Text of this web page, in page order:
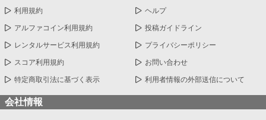
利用規約 ヘルプ
アルファコイン利用規約 投稿ガイドライン
レンタルサービス利用規約 プライバシーポリシー
スコア利用規約 お問い合わせ
特定商取引法に基づく表示 利用者情報の外部送信について
会社情報